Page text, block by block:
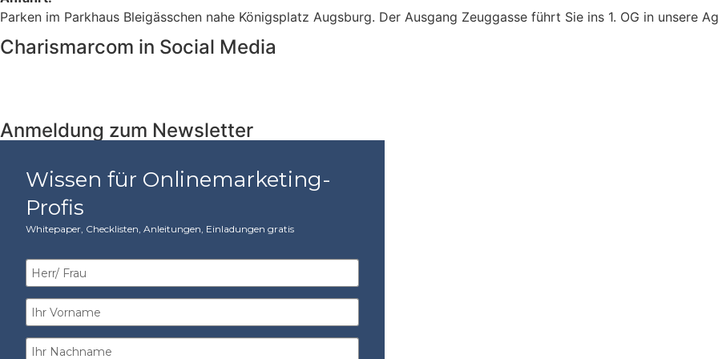
Parken im Parkhaus Bleigässchen nahe Königsplatz Augsburg. Der Ausgang Zeuggasse führt Sie ins 1. OG in unsere
Charismarcom in Social Media
Anmeldung zum Newsletter
Wissen für Onlinemarketing-
Profis
Whitepaper, Checklisten, Anleitungen, Einladungen gratis​